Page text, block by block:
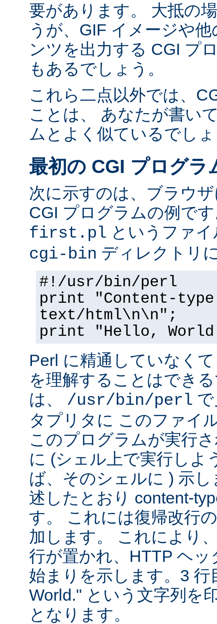
要があります。 大抵の
うが、GIF イメージや
ンツを出力する CGI プ
もあるでしょう。
これら二点以外では、
ことは、 あなたが書い
ムとよく似ているでし
最初の CGI プログラ
次に示すのは、ブラウ
CGI プログラムの例で
first.pl というファ
cgi-bin ディレクトリ
#!/usr/bin/perl
print "Content-
text/html\n\n";
print "Hello,
Perl に精通していなく
を理解することはでき
は、 /usr/bin/perl
タプリタに このファイ
このプログラムが実行
に (シェル上で実行しよ
ば、そのシェルに ) 示
述したとおり content-
す。 これには復帰改行
加します。 これにより
行が置かれ、HTTP ヘ
始まりを示します。3 行
World." という文字列を
となります。